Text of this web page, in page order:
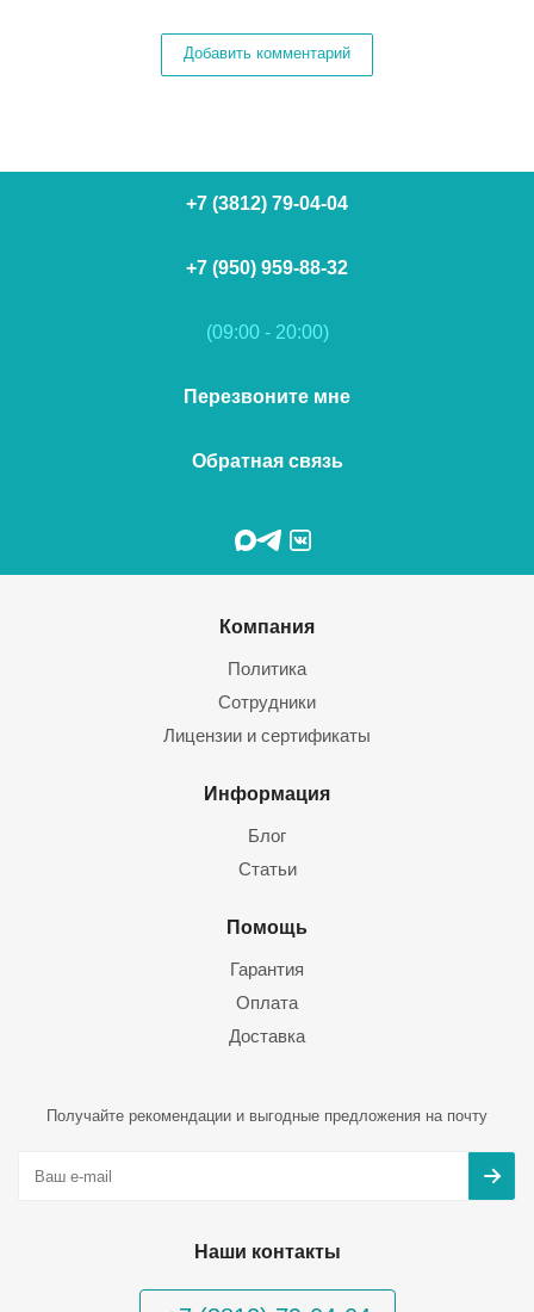
Добавить комментарий
+7 (3812) 79-04-04
+7 (950) 959-88-32
(09:00 - 20:00)
Перезвоните мне
Обратная связь
Компания
Политика
Сотрудники
Лицензии и сертификаты
Информация
Блог
Статьи
Помощь
Гарантия
Оплата
Доставка
Получайте рекомендации и выгодные предложения на почту
Наши контакты